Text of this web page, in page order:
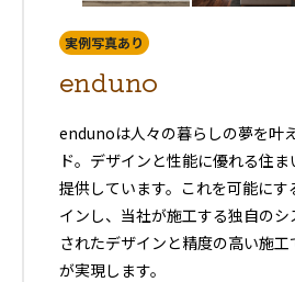
実例写真あり
enduno
endunoは人々の暮らしの夢を叶
ド。デザインと性能に優れる住
提供しています。これを可能に
インし、当社が施工する独自の
されたデザインと精度の高い施
が実現します。